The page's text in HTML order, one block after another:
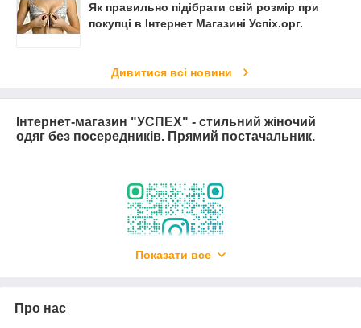
Як правильно підібрати свій розмір при
покупці в Інтернет Магазині Успіх.орг.
Дивитися всі новини
Інтернет-магазин "УСПЕХ" - стильний жіночий
одяг без посередників. Прямий постачальник.
Показати все
Про нас